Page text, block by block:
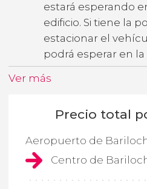
estará esperando
edificio. Si tiene la
estacionar el
podrá esperar en
Ver más
Precio total
Aeropuerto de
Centro de